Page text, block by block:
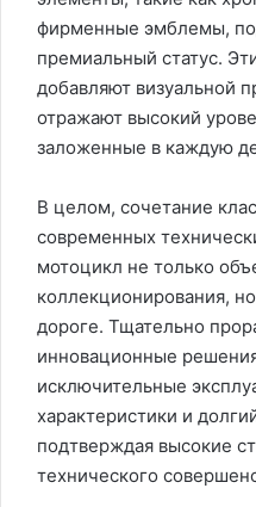
фирменные эмблемы,
премиальный статус.
добавляют визуальной
отражают высокий
заложенные в каждую
В целом, сочетание
современных
мотоцикл не только
коллекционирования,
дороге. Тщательно
инновационные
исключительные
характеристики и
подтверждая высокие
технического